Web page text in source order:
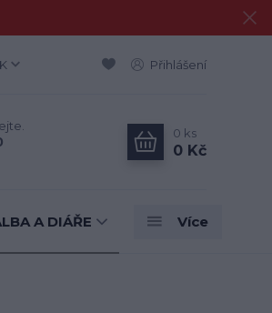
Přihlášení
0 ks
0 Kč
A DIÁŘE Více